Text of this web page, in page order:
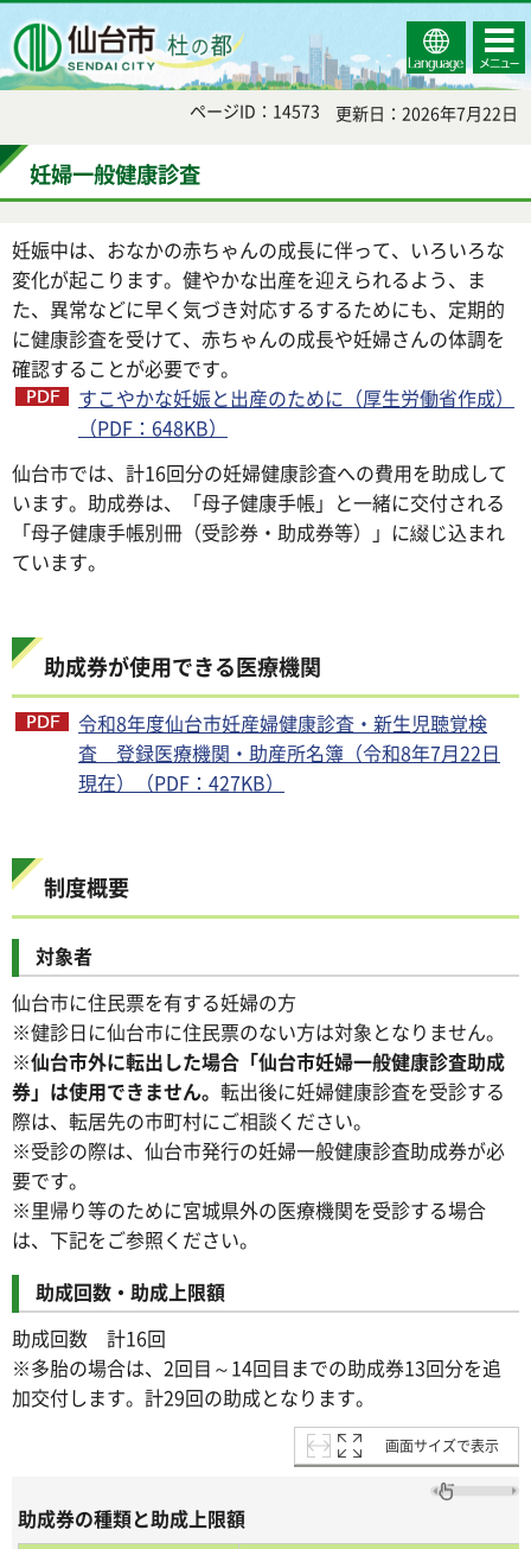
Select
Language
コンテ
ンツメ
ニュー
ページID：14573 更新日：2026年7月22日
妊婦一般健康診査
妊娠中は、おなかの赤ちゃんの成長に伴って、いろいろな
変化が起こります。健やかな出産を迎えられるよう、ま
た、異常などに早く気づき対応するするためにも、定期的
に健康診査を受けて、赤ちゃんの成長や妊婦さんの体調を
確認することが必要です。
すこやかな妊娠と出産のために（厚生労働省作成）
（PDF：648KB）
仙台市では、計16回分の妊婦健康診査への費用を助成して
います。助成券は、「母子健康手帳」と一緒に交付される
「母子健康手帳別冊（受診券・助成券等）」に綴じ込まれ
ています。
助成券が使用できる医療機関
令和8年度仙台市妊産婦健康診査・新生児聴覚検
査 登録医療機関・助産所名簿（令和8年7月22日
現在）（PDF：427KB）
制度概要
対象者
仙台市に住民票を有する妊婦の方
※健診日に仙台市に住民票のない方は対象となりません。
※仙台市外に転出した場合「仙台市妊婦一般健康診査助成
券」は使用できません。 転出後に妊婦健康診査を受診する
際は、転居先の市町村にご相談ください。
※受診の際は、仙台市発行の妊婦一般健康診査助成券が必
要です。
※里帰り等のために宮城県外の医療機関を受診する場合
は、下記をご参照ください。
助成回数・助成上限額
助成回数 計16回
※多胎の場合は、2回目～14回目までの助成券13回分を追
加交付します。計29回の助成となります。
画面サイズで表示
助成券の種類と助成上限額